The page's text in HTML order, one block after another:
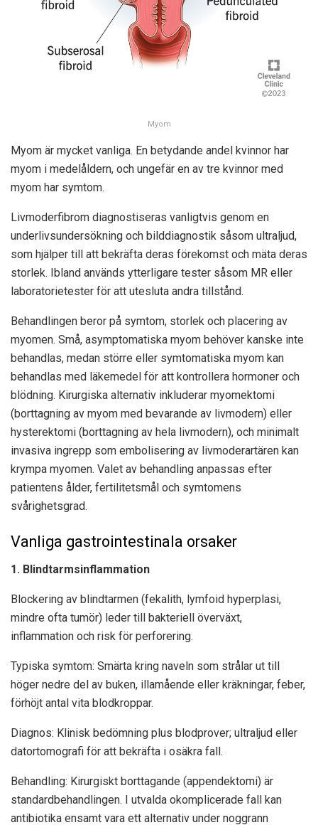
Myom
Myom är mycket vanliga. En betydande andel kvinnor har
myom i medelåldern, och ungefär en av tre kvinnor med
myom har symtom.
Livmoderfibrom diagnostiseras vanligtvis genom en
underlivsundersökning och bilddiagnostik såsom ultraljud,
som hjälper till att bekräfta deras förekomst och mäta deras
storlek. Ibland används ytterligare tester såsom MR eller
laboratorietester för att utesluta andra tillstånd.
Behandlingen beror på symtom, storlek och placering av
myomen. Små, asymptomatiska myom behöver kanske inte
behandlas, medan större eller symtomatiska myom kan
behandlas med läkemedel för att kontrollera hormoner och
blödning. Kirurgiska alternativ inkluderar myomektomi
(borttagning av myom med bevarande av livmodern) eller
hysterektomi (borttagning av hela livmodern), och minimalt
invasiva ingrepp som embolisering av livmoderartären kan
krympa myomen. Valet av behandling anpassas efter
patientens ålder, fertilitetsmål och symtomens
svårighetsgrad.
Vanliga gastrointestinala orsaker
1. Blindtarmsinflammation
Blockering av blindtarmen (fekalith, lymfoid hyperplasi,
mindre ofta tumör) leder till bakteriell överväxt,
inflammation och risk för perforering.
Typiska symtom: Smärta kring naveln som strålar ut till
höger nedre del av buken, illamående eller kräkningar, feber,
förhöjt antal vita blodkroppar.
Diagnos: Klinisk bedömning plus blodprover; ultraljud eller
datortomografi för att bekräfta i osäkra fall.
Behandling: Kirurgiskt borttagande (appendektomi) är
standardbehandlingen. I utvalda okomplicerade fall kan
antibiotika ensamt vara ett alternativ under noggrann